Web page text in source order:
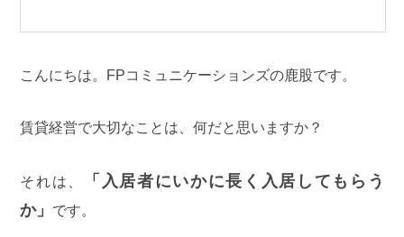
こんにちは。FPコミュニケーションズの鹿股です。
賃貸経営で大切なことは、何だと思いますか？
それは、
「入居者にいかに長く入居してもらう
か」 です。